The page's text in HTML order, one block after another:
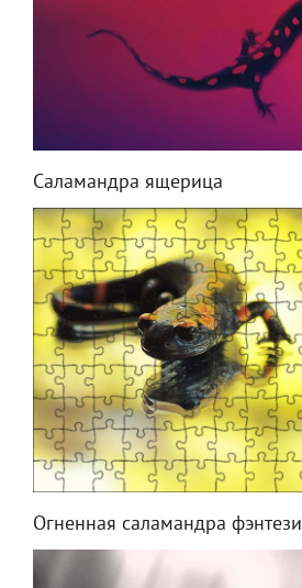
Саламандра ящерица
Огненная саламандра фэнтези